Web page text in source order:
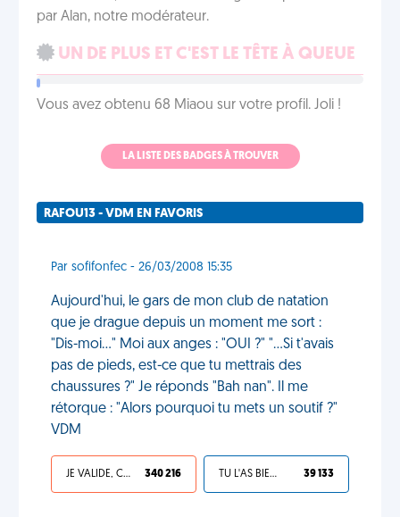
par Alan, notre modérateur.
UN DE PLUS ET C'EST LE TÊTE À QUEUE
Vous avez obtenu 68 Miaou sur votre profil. Joli !
LA LISTE DES BADGES À TROUVER
RAFOU13 - VDM EN FAVORIS
Par sofifonfec - 26/03/2008 15:35
Aujourd'hui, le gars de mon club de natation
que je drague depuis un moment me sort :
"Dis-moi..." Moi aux anges : "OUI ?" "...Si t'avais
pas de pieds, est-ce que tu mettrais des
chaussures ?" Je réponds "Bah nan". Il me
rétorque : "Alors pourquoi tu mets un soutif ?"
VDM
JE VALIDE, C'EST UNE VDM 340 216 TU L'AS BIEN MÉRITÉ 39 133